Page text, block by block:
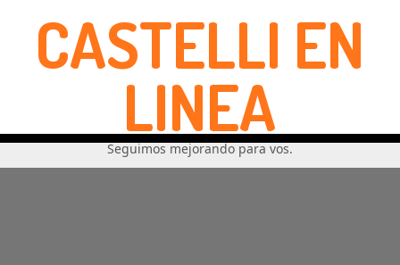
CASTELLI EN
LINEA
Seguimos mejorando para vos.